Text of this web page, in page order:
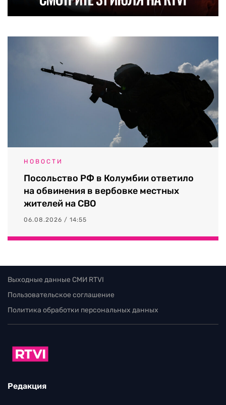
НОВОСТИ
Посольство РФ в Колумбии ответило
на обвинения в вербовке местных
жителей на СВО
06.08.2026 / 14:55
Выходные данные СМИ RTVI
Пользовательское соглашение
Политика обработки персональных данных
Редакция